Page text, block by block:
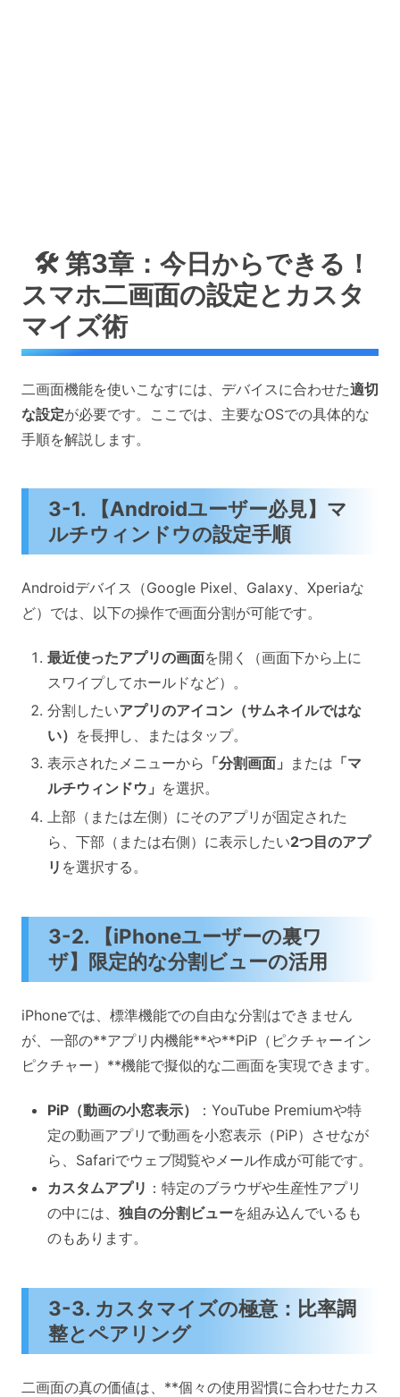
🛠️ 第3章：今日からできる！
スマホ二画面の設定とカスタ
マイズ術
二画面機能を使いこなすには、デバイスに合わせた適切
な設定が必要です。ここでは、主要なOSでの具体的な
手順を解説します。
3-1. 【Androidユーザー必見】マ
ルチウィンドウの設定手順
Androidデバイス（Google Pixel、Galaxy、Xperiaな
ど）では、以下の操作で画面分割が可能です。
最近使ったアプリの画面を開く（画面下から上に
スワイプしてホールドなど）。
分割したいアプリのアイコン（サムネイルではな
い） を長押し、またはタップ。
表示されたメニューから 「分割画面」 または 「マ
ルチウィンドウ」 を選択。
上部（または左側）にそのアプリが固定された
ら、下部（または右側）に表示したい2つ目のアプ
リ を選択する。
3-2. 【iPhoneユーザーの裏ワ
ザ】限定的な分割ビューの活用
iPhoneでは、標準機能での自由な分割はできません
が、一部の**アプリ内機能**や**PiP（ピクチャーイン
ピクチャー）**機能で擬似的な二画面を実現できます。
PiP（動画の小窓表示）
：YouTube Premiumや特
定の動画アプリで動画を小窓表示（PiP）させなが
ら、Safariでウェブ閲覧やメール作成が可能です。
カスタムアプリ ：特定のブラウザや生産性アプリ
の中には、独自の分割ビューを組み込んでいるも
のもあります。
3-3. カスタマイズの極意：比率調
整とペアリング
二画面の真の価値は、**個々の使用習慣に合わせたカス